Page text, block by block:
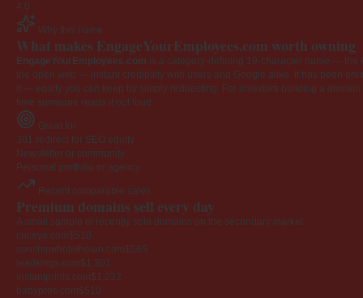
4.0
Why this name
What makes EngageYourEmployees.com worth owning
EngageYourEmployees.com is a category-defining 19-character name — the
the open web — instant credibility with users and Google alike. It has been
it — equity you can keep by simply redirecting. For investors building a
time someone reads it out loud.
Great for
301 redirect for SEO equity
Newsletter or community
Personal portfolio or agency
Recent comparable sales
Premium domains sell every day
A small sample of recently sold domains on the secondary market.
criceye.com$510
sunshinehotelhoian.com$565
leadkings.com$1,301
instantprints.com$1,232
babypros.com$510